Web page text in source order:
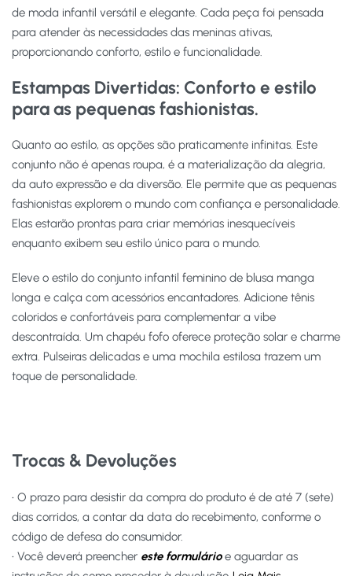
de moda infantil versátil e elegante. Cada peça foi pensada
para atender às necessidades das meninas ativas,
proporcionando conforto, estilo e funcionalidade.
Estampas Divertidas: Conforto e estilo
para as pequenas fashionistas.
Quanto ao estilo, as opções são praticamente infinitas. Este
conjunto não é apenas roupa, é a materialização da alegria,
da auto expressão e da diversão. Ele permite que as pequenas
fashionistas explorem o mundo com confiança e personalidade.
Elas estarão prontas para criar memórias inesquecíveis
enquanto exibem seu estilo único para o mundo.
Eleve o estilo do conjunto infantil feminino de blusa manga
longa e calça com acessórios encantadores. Adicione tênis
coloridos e confortáveis para complementar a vibe
descontraída. Um chapéu fofo oferece proteção solar e charme
extra. Pulseiras delicadas e uma mochila estilosa trazem um
toque de personalidade.
Trocas & Devoluções
• O prazo para desistir da compra do produto é de até 7 (sete)
dias corridos, a contar da data do recebimento, conforme o
código de defesa do consumidor.
• Você deverá preencher este formulárioe aguardar as